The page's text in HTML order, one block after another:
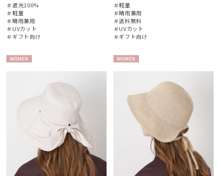
＃遮光100%
＃軽量
＃晴雨兼用
＃UVカット
＃ギフト向け
＃軽量
＃晴雨兼用
＃送料無料
＃UVカット
＃ギフト向け